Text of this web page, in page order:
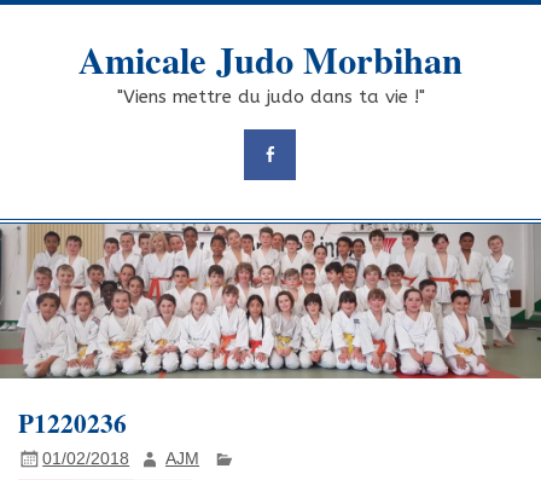
Skip
Amicale Judo Morbihan
"Viens mettre du judo dans ta vie !"
P1220236
01/02/2018 AJM